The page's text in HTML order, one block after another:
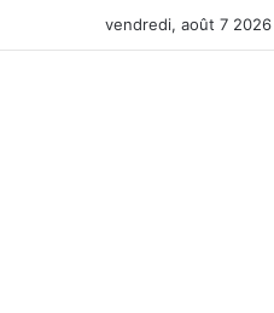
vendredi, août 7 2026